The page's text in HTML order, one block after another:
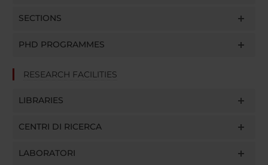
SECTIONS
PHD PROGRAMMES
RESEARCH FACILITIES
LIBRARIES
CENTRI DI RICERCA
LABORATORI